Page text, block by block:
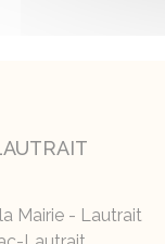
Mairie - Lautrait